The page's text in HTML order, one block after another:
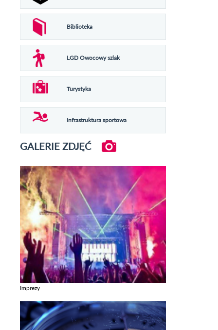
Biblioteka
LGD Owocowy szlak
Turystyka
Infrastruktura sportowa
GALERIE ZDJĘĆ
Imprezy